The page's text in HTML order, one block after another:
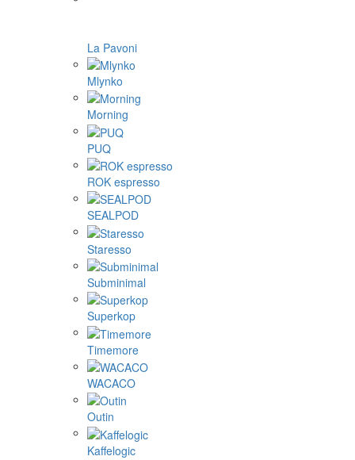
La Pavoni
Mlynko
Morning
PUQ
ROK espresso
SEALPOD
Staresso
Subminimal
Superkop
Timemore
WACACO
Outin
Kaffelogic